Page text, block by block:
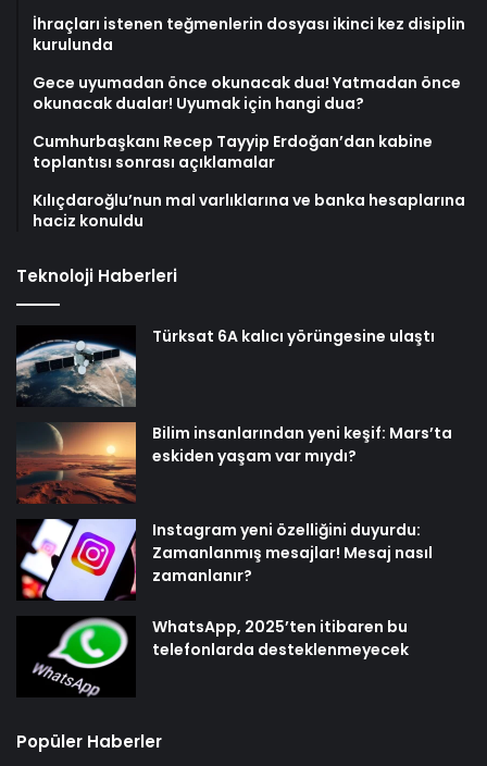
İhraçları istenen teğmenlerin dosyası ikinci kez disiplin
kurulunda
Gece uyumadan önce okunacak dua! Yatmadan önce
okunacak dualar! Uyumak için hangi dua?
Cumhurbaşkanı Recep Tayyip Erdoğan’dan kabine
toplantısı sonrası açıklamalar
Kılıçdaroğlu’nun mal varlıklarına ve banka hesaplarına
haciz konuldu
Teknoloji Haberleri
Türksat 6A kalıcı yörüngesine ulaştı
Bilim insanlarından yeni keşif: Mars’ta
eskiden yaşam var mıydı?
Instagram yeni özelliğini duyurdu:
Zamanlanmış mesajlar! Mesaj nasıl
zamanlanır?
WhatsApp, 2025’ten itibaren bu
telefonlarda desteklenmeyecek
Popüler Haberler